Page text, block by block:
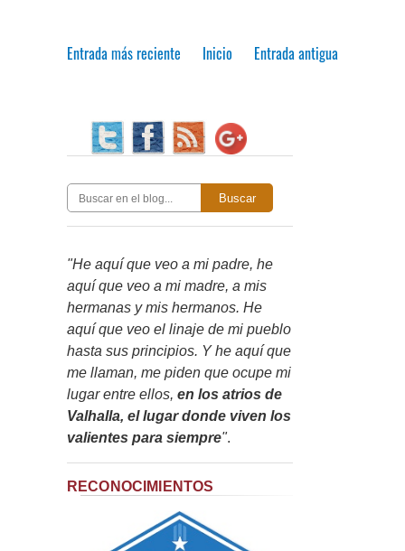
Entrada más reciente Entrada antigua
Inicio
Buscar
"He aquí que veo a mi padre, he
aquí que veo a mi madre, a mis
hermanas y mis hermanos. He
aquí que veo el linaje de mi pueblo
hasta sus principios. Y he aquí que
me llaman, me piden que ocupe mi
lugar entre ellos, en los atrios de
Valhalla, el lugar donde viven los
valientes para siempre".
RECONOCIMIENTOS